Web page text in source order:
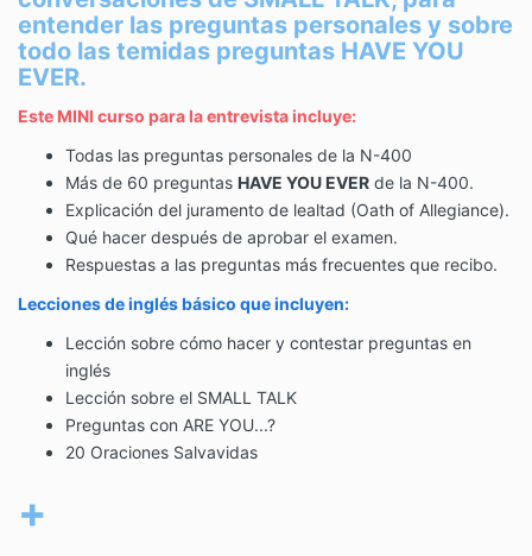
entender las preguntas personales y sobre
todo las temidas preguntas HAVE YOU
EVER.
Este MINI curso para la entrevista incluye:
Todas las preguntas personales de la N-400
Más de 60 preguntas HAVE YOU EVER de la N-400.
Explicación del juramento de lealtad (Oath of Allegiance).
Qué hacer después de aprobar el examen.
Respuestas a las preguntas más frecuentes que recibo.
Lecciones de inglés básico que incluyen:
Lección sobre cómo hacer y contestar preguntas en
inglés
Lección sobre el SMALL TALK
Preguntas con ARE YOU...?
20 Oraciones Salvavidas
+